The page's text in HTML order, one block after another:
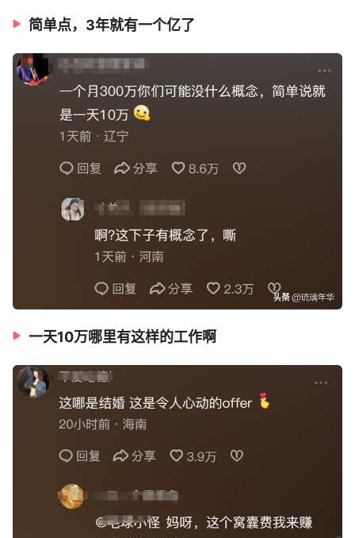
简单点，3年就有一个亿了
一天10万哪里有这样的工作啊